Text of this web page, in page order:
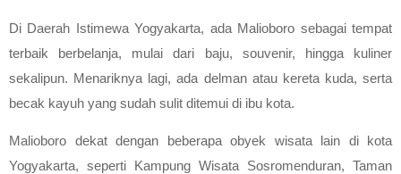
Di Daerah Istimewa Yogyakarta, ada Malioboro sebagai tempat
terbaik berbelanja, mulai dari baju, souvenir, hingga kuliner
sekalipun. Menariknya lagi, ada delman atau kereta kuda, serta
becak kayuh yang sudah sulit ditemui di ibu kota.
Malioboro dekat dengan beberapa obyek wisata lain di kota
Yogyakarta, seperti Kampung Wisata Sosromenduran, Taman